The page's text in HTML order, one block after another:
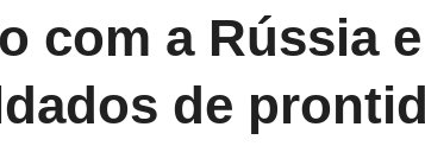
com a Rússia
de